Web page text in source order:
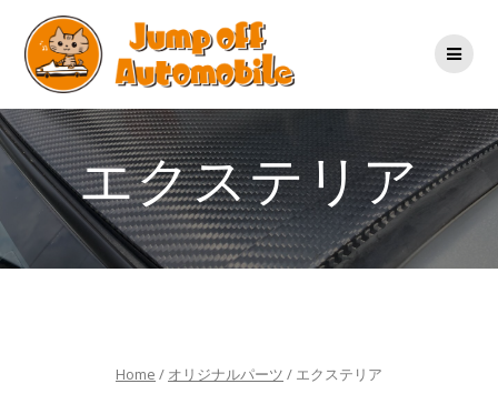
ン
テ
ン
ツ
へ
ス
キ
ッ
プ
エクステリア
Home / オリジナルパーツ / エクステリア